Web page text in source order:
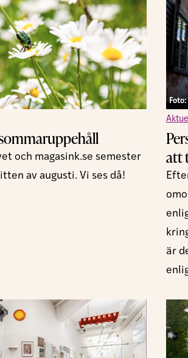
och magasink.se semester
av augusti. Vi ses då!
Foto:
att
är